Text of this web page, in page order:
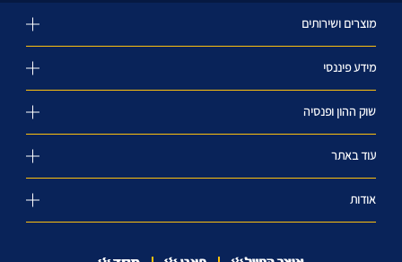
מוצרים ושירותים
מידע פיננסי
שוק ההון ופנסיה
עוד באתר
אודות